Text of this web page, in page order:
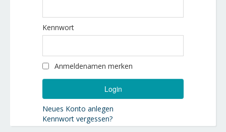
Kennwort
Anmeldenamen merken
Neues Konto anlegen
Kennwort vergessen?